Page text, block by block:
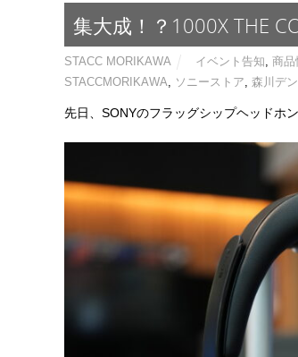
集大成！？1000X THE
STACC MORIKAWA イベント告知 ,商品
STACCMORIKAWA
ソニーストア 森川デ
先日、SONYのフラッグシップヘッドホ